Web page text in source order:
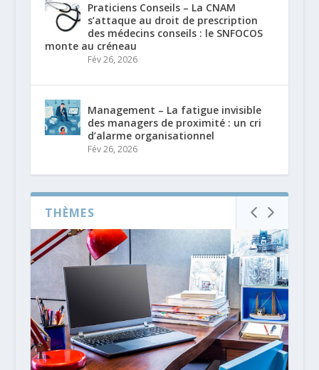
Praticiens Conseils – La CNAM
s’attaque au droit de prescription
des médecins conseils : le SNFOCOS
monte au créneau
Fév 26, 2026
Management – La fatigue invisible
des managers de proximité : un cri
d’alarme organisationnel
Fév 26, 2026
THÈMES